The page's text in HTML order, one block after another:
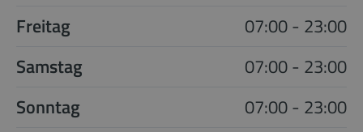
Freitag
07:00 - 23:00
Samstag
07:00 - 23:00
Sonntag
07:00 - 23:00